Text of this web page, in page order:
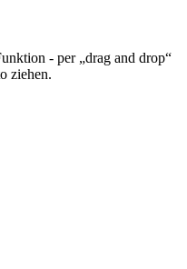
- per „drag and drop“
ziehen.